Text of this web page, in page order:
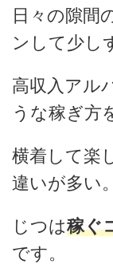
日々の隙間
ンして少し
高収入アル
うな稼ぎ方
横着して楽
違いが多い。
じつは稼ぐ
です。